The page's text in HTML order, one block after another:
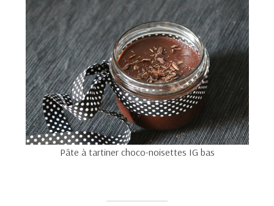
Pâte à tartiner choco-noisettes IG bas